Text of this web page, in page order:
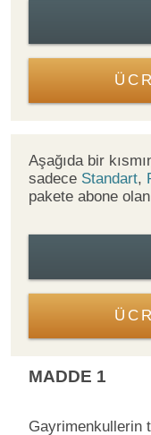
Aşağıda bir
sadece Standart,
pakete abone
MADDE 1
Gayrimenkullerin